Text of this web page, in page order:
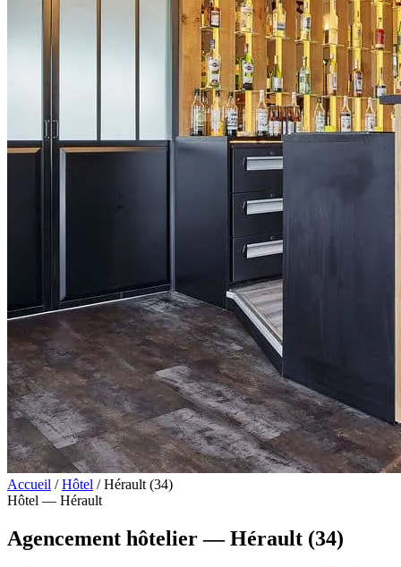
Accueil / Hôtel / Hérault (34)
Hôtel — Hérault
Agencement hôtelier — Hérault (34)